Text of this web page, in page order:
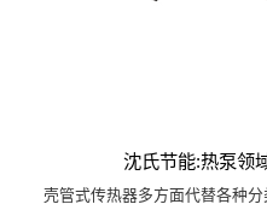
沈氏节能:热泵领
壳管式传热器多方面代替各种